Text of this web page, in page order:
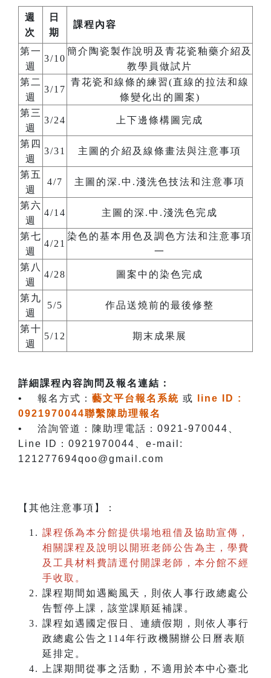
週
次
日
期
課程內容
第一
週
3/10
簡介陶瓷製作說明及青花瓷釉藥介紹及
教學員做試片
第二
週
3/17
青花瓷和線條的練習(直線的拉法和線
條變化出的圖案)
第三
週
3/24 上下邊條構圖完成
第四
週
3/31 主圖的介紹及線條畫法與注意事項
第五
週
4/7 主圖的深.中.淺洗色技法和注意事項
第六
週
4/14 主圖的深.中.淺洗色完成
第七
週
4/21
染色的基本用色及調色方法和注意事項
一
第八
週
4/28 圖案中的染色完成
第九
週
5/5 作品送燒前的最後修整
第十
週
5/12 期末成果展
詳細課程內容詢問及報名連結：
• 報名方式： 藝文平台報名系統 或
line ID :
0921970044聯繫陳助理報名
• 洽詢管道：陳助理電話：0921-970044、
Line ID：0921970044、e-mail:
121277694qoo@gmail.com
【其他注意事項】：
課程係為本分館提供場地租借及協助宣傳，
相關課程及說明以開班老師公告為主，學費
及工具材料費請逕付開課老師，本分館不經
手收取。
課程期間如遇颱風天，則依人事行政總處公
告暫停上課，該堂課順延補課。
課程如遇國定假日、連續假期，則依人事行
政總處公告之114年行政機關辦公日曆表順
延排定。
上課期間從事之活動，不適用於本中心臺北